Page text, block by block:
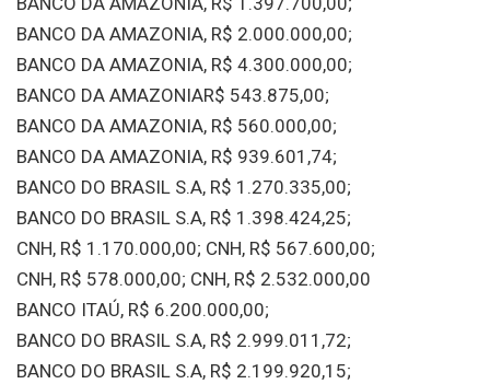
BANCO DA AMAZONIA, R$ 2.000.000,00;
BANCO DA AMAZONIA, R$ 4.300.000,00;
BANCO DA AMAZONIAR$ 543.875,00;
BANCO DA AMAZONIA, R$ 560.000,00;
BANCO DA AMAZONIA, R$ 939.601,74;
BANCO DO BRASIL S.A, R$ 1.270.335,00;
BANCO DO BRASIL S.A, R$ 1.398.424,25;
CNH, R$ 1.170.000,00; CNH, R$ 567.600,00;
CNH, R$ 578.000,00; CNH, R$ 2.532.000,00
BANCO ITAÚ, R$ 6.200.000,00;
BANCO DO BRASIL S.A, R$ 2.999.011,72;
BANCO DO BRASIL S.A, R$ 2.199.920,15;